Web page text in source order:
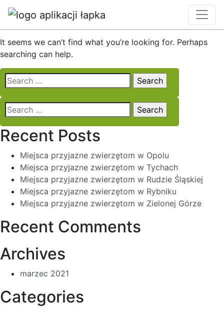
Nothing Found
It seems we can’t find what you’re looking for. Perhaps
searching can help.
Search
for:
Search
for:
Recent Posts
Miejsca przyjazne zwierzętom w Opolu
Miejsca przyjazne zwierzętom w Tychach
Miejsca przyjazne zwierzętom w Rudzie Śląskiej
Miejsca przyjazne zwierzętom w Rybniku
Miejsca przyjazne zwierzętom w Zielonej Górze
Recent Comments
Archives
marzec 2021
Categories